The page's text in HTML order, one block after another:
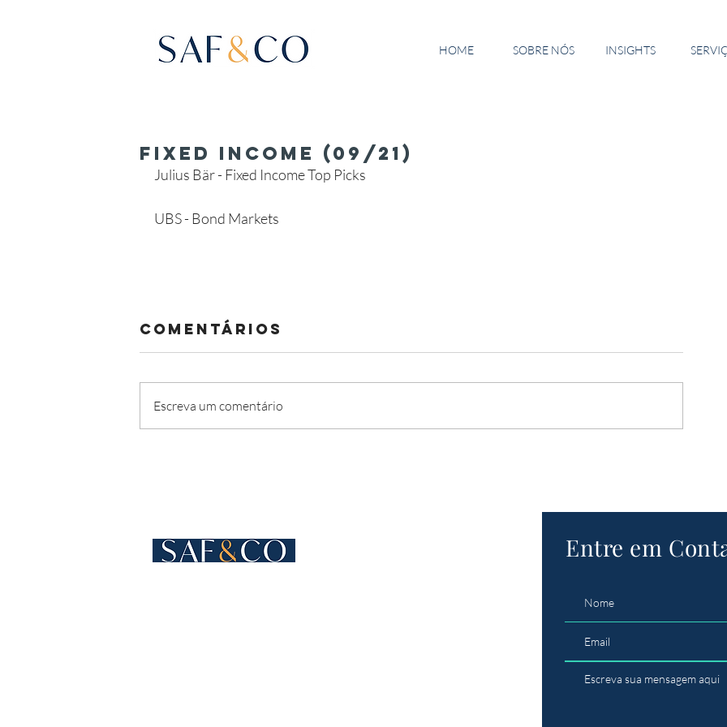
HOME SOBRE NÓS INSIGHTS
Fixed Income (09/21)
Julius Bär - Fixed Income Top Picks
UBS - Bond Markets
Comentários
Escreva um comentário
Entre em